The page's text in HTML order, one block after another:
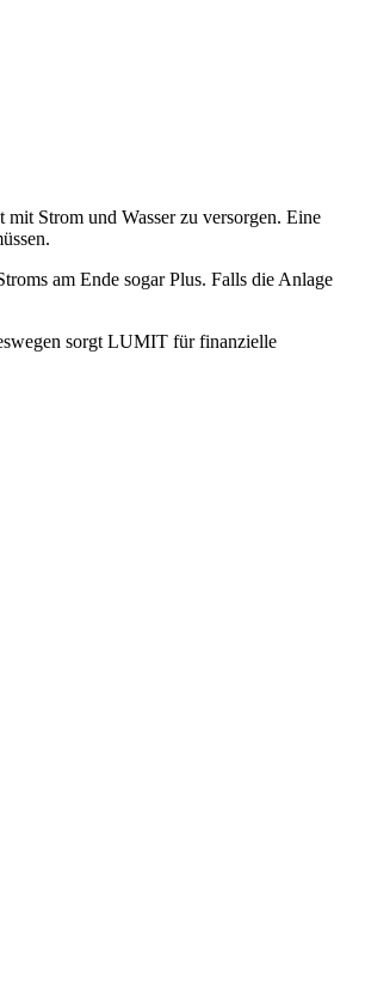
Strom und Wasser zu versorgen. Eine
am Ende sogar Plus. Falls die Anlage
sorgt LUMIT für finanzielle